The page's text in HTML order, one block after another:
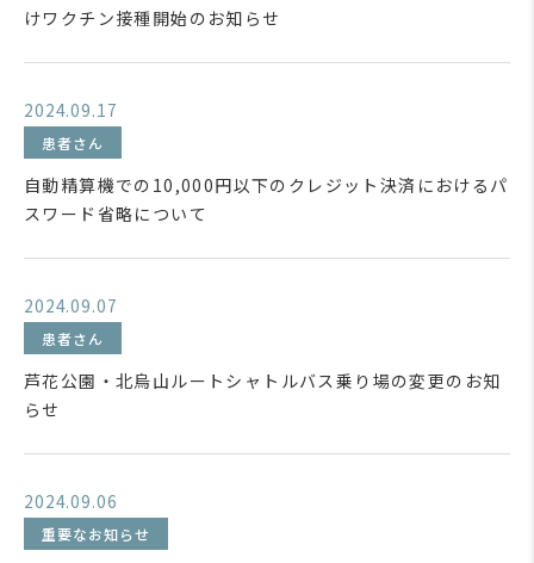
けワクチン接種開始のお知らせ
2024.09.17
患者さん
自動精算機での10,000円以下のクレジット決済におけるパ
スワード省略について
2024.09.07
患者さん
芦花公園・北烏山ルートシャトルバス乗り場の変更のお知
らせ
2024.09.06
重要なお知らせ